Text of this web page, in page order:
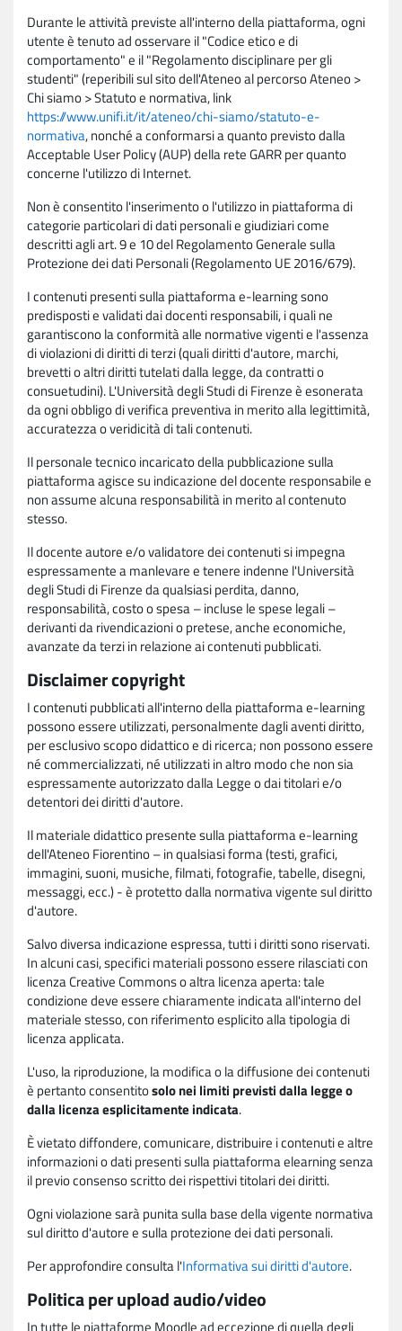
Durante le attività previste all'interno della piattaforma, ogni
utente è tenuto ad osservare il "Codice etico e di
comportamento" e il "Regolamento disciplinare per gli
studenti" (reperibili sul sito dell'Ateneo al percorso Ateneo >
Chi siamo > Statuto e normativa, link
https://www.unifi.it/it/ateneo/chi-siamo/statuto-e-
normativa, nonché a conformarsi a quanto previsto dalla
Acceptable User Policy (AUP) della rete GARR per quanto
concerne l'utilizzo di Internet.
Non è consentito l'inserimento o l'utilizzo in piattaforma di
categorie particolari di dati personali e giudiziari come
descritti agli art. 9 e 10 del Regolamento Generale sulla
Protezione dei dati Personali (Regolamento UE 2016/679).
I contenuti presenti sulla piattaforma e-learning sono
predisposti e validati dai docenti responsabili, i quali ne
garantiscono la conformità alle normative vigenti e l'assenza
di violazioni di diritti di terzi (quali diritti d'autore, marchi,
brevetti o altri diritti tutelati dalla legge, da contratti o
consuetudini). L'Università degli Studi di Firenze è esonerata
da ogni obbligo di verifica preventiva in merito alla legittimità,
accuratezza o veridicità di tali contenuti.
Il personale tecnico incaricato della pubblicazione sulla
piattaforma agisce su indicazione del docente responsabile e
non assume alcuna responsabilità in merito al contenuto
stesso.
Il docente autore e/o validatore dei contenuti si impegna
espressamente a manlevare e tenere indenne l'Università
degli Studi di Firenze da qualsiasi perdita, danno,
responsabilità, costo o spesa – incluse le spese legali –
derivanti da rivendicazioni o pretese, anche economiche,
avanzate da terzi in relazione ai contenuti pubblicati.
Disclaimer copyright
I contenuti pubblicati all'interno della piattaforma e-learning
possono essere utilizzati, personalmente dagli aventi diritto,
per esclusivo scopo didattico e di ricerca; non possono essere
né commercializzati, né utilizzati in altro modo che non sia
espressamente autorizzato dalla Legge o dai titolari e/o
detentori dei diritti d'autore.
Il materiale didattico presente sulla piattaforma e-learning
dell'Ateneo Fiorentino – in qualsiasi forma (testi, grafici,
immagini, suoni, musiche, filmati, fotografie, tabelle, disegni,
messaggi, ecc.) - è protetto dalla normativa vigente sul diritto
d'autore.
Salvo diversa indicazione espressa, tutti i diritti sono riservati.
In alcuni casi, specifici materiali possono essere rilasciati con
licenza Creative Commons o altra licenza aperta: tale
condizione deve essere chiaramente indicata all'interno del
materiale stesso, con riferimento esplicito alla tipologia di
licenza applicata.
L'uso, la riproduzione, la modifica o la diffusione dei contenuti
è pertanto consentitosolo nei limiti previsti dalla legge o
dalla licenza esplicitamente indicata.
È vietato diffondere, comunicare, distribuire i contenuti e altre
informazioni o dati presenti sulla piattaforma elearning senza
il previo consenso scritto dei rispettivi titolari dei diritti.
Ogni violazione sarà punita sulla base della vigente normativa
sul diritto d'autore e sulla protezione dei dati personali.
Per approfondire consulta l'Informativa sui diritti d'autore.
Politica per upload audio/video
In tutte le piattaforme Moodle ad eccezione di quella degli